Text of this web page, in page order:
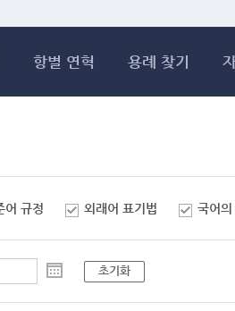
항별 연혁 용례 찾기
어 규정 외래어 표기법 국어
초기화